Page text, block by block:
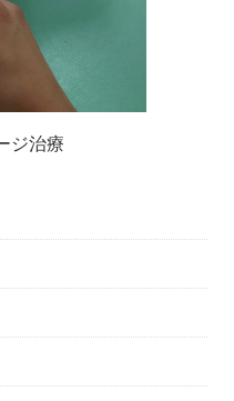
ジ治療